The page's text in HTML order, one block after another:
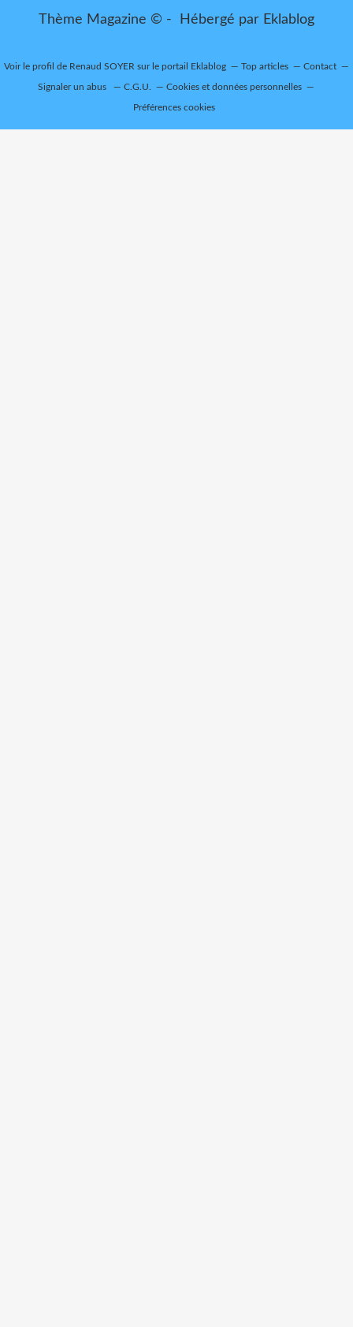
Thème Magazine © - Hébergé par Eklablog
Voir le profil de Renaud SOYER sur le portail Eklablog Top articles Contact
Signaler un abus C.G.U. Cookies et données personnelles
Préférences cookies